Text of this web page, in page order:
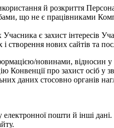
й розкриття
що не є працівниками
є захист інтересів
і створення нових сайтів та
новинами, відносин у
про захист осіб у
даних стосовно органів
пошти й інші